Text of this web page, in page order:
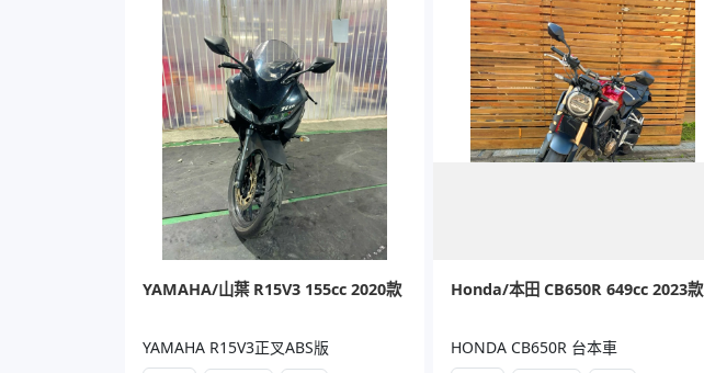
YAMAHA/山葉 R15V3 155cc 2020款
YAMAHA R15V3正叉ABS版
Honda/本田 CB650R 649cc 2023款
HONDA CB650R 台本車